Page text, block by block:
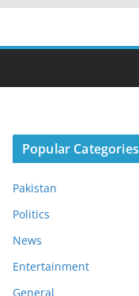
Popular Categories
Pakistan
Politics
News
Entertainment
General